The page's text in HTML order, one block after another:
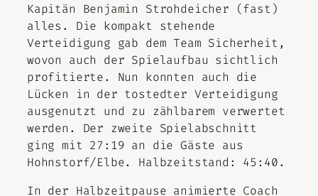
Kapitän Benjamin Strohdeicher (fast)
alles. Die kompakt stehende
Verteidigung gab dem Team Sicherheit,
wovon auch der Spielaufbau sichtlich
profitierte. Nun konnten auch die
Lücken in der tostedter Verteidigung
ausgenutzt und zu zählbarem verwertet
werden. Der zweite Spielabschnitt
ging mit 27:19 an die Gäste aus
Hohnstorf/Elbe. Halbzeitstand: 45:40.
In der Halbzeitpause animierte Coach